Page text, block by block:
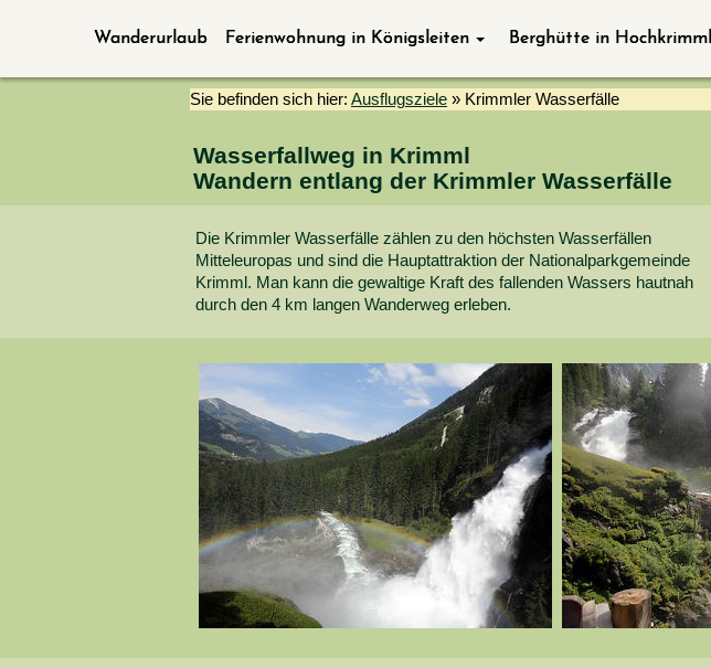
Wanderurlaub Ferienwohnung in Königsleiten Berghütte in Hochkrimml
Sie befinden sich hier: Ausflugsziele » Krimmler Wasserfälle
Wasserfallweg in Krimml
Wandern entlang der Krimmler Wasserfälle
Die Krimmler Wasserfälle zählen zu den höchsten Wasserfällen
Mitteleuropas und sind die Hauptattraktion der Nationalparkgemeinde
Krimml. Man kann die gewaltige Kraft des fallenden Wassers hautnah
durch den 4 km langen Wanderweg erleben.